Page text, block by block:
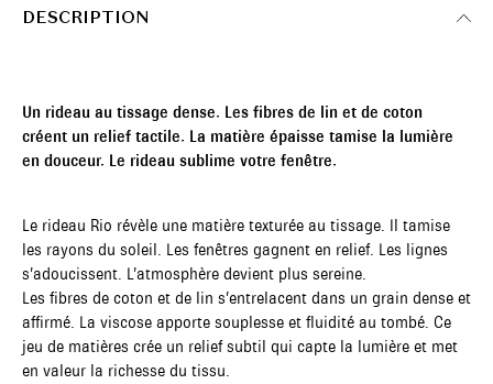
DESCRIPTION
Un rideau au tissage dense. Les fibres de lin et de coton
créent un relief tactile. La matière épaisse tamise la lumière
en douceur. Le rideau sublime votre fenêtre.
Le rideau Rio révèle une matière texturée au tissage. Il tamise
les rayons du soleil. Les fenêtres gagnent en relief. Les lignes
s’adoucissent. L’atmosphère devient plus sereine.
Les fibres de coton et de lin s’entrelacent dans un grain dense et
affirmé. La viscose apporte souplesse et fluidité au tombé. Ce
jeu de matières crée un relief subtil qui capte la lumière et met
en valeur la richesse du tissu.